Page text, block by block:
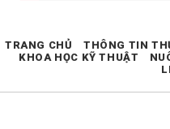
TRANG CHỦ THÔNG TIN
KHOA HỌC KỸ THUẬT